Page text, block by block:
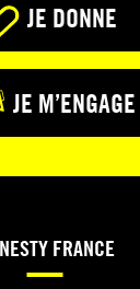
JE DONNE
JE M’ENGAGE
FRANCE